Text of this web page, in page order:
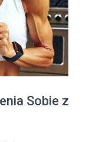
Sobie z